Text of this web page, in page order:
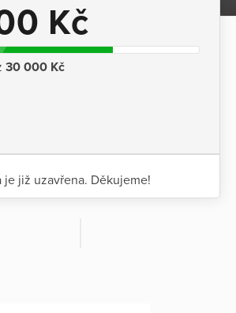
Kč
30 000 Kč
je již uzavřena. Děkujeme!